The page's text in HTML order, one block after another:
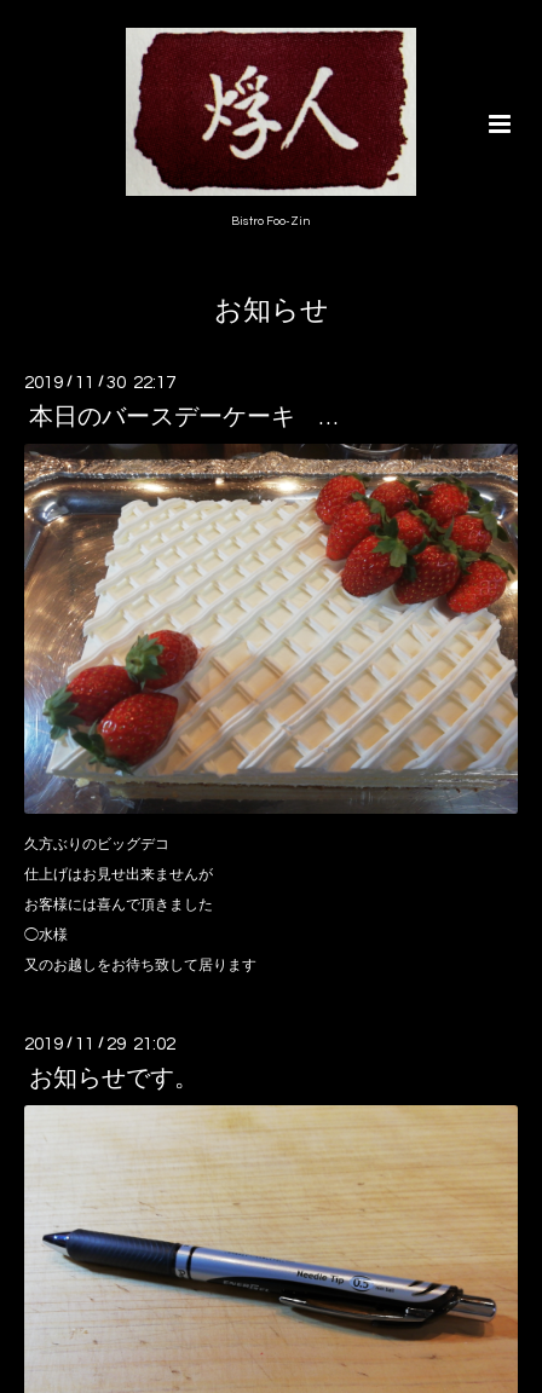
Bistro Foo-Zin
お知らせ
2019 / 11 /30 22:17
本日のバースデーケーキ …
久方ぶりのビッグデコ
仕上げはお見せ出来ませんが
お客様には喜んで頂きました
◯水様
又のお越しをお待ち致して居ります
2019 / 11 / 29 21:02
お知らせです。